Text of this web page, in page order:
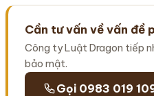
Cần tư vấn về vấn đề
Công ty Luật Dragon tiếp
bảo mật.
Gọi 0983 019